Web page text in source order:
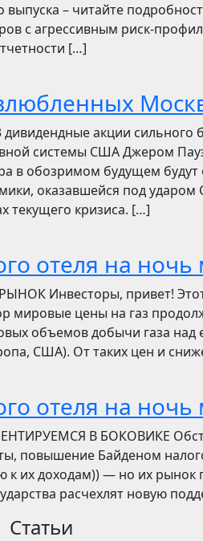
выпуска – читайте
с агрессивным риск-
[…]
дивидендные акции
системы США Джером
в обозримом будущем будут
оказавшейся под ударом
текущего кризиса. […]
отеля на
Инвесторы, привет! Этот
мировые цены на газ
объемов добычи газа над
США). От таких цен и
отеля на
В БОКОВИКЕ
повышение Байденом
их доходам)) — но их рынок
расчехлят новую
Статьи